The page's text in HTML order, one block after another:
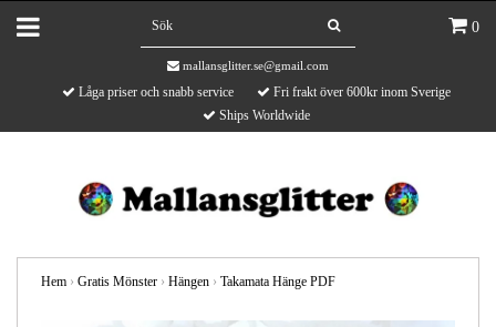
0
mallansglitter.se@gmail.com
Låga priser och snabb service
Fri frakt över 600kr inom Sverige
Ships Worldwide
Hem › Gratis Mönster › Hängen › Takamata Hänge PDF